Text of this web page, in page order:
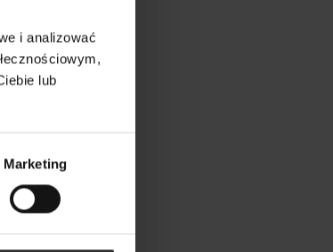
i analizować
lub
Marketing
z szerokimi
White